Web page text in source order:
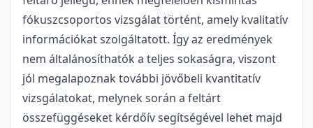
fókuszcsoportos vizsgálat történt, amely kvalitatív
információkat szolgáltatott. Így az eredmények
nem általánosíthatók a teljes sokaságra, viszont
jól megalapoznak további jövőbeli kvantitatív
vizsgálatokat, melynek során a feltárt
összefüggéseket kérdőív segítségével lehet majd